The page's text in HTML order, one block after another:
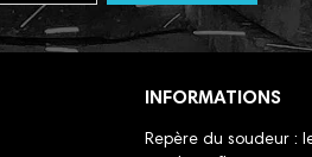
INFORMATIONS
Repère du soudeur :